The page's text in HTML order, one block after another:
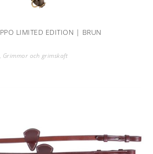
LIMITED EDITION | BRUN
, Grimmor och grimskaft